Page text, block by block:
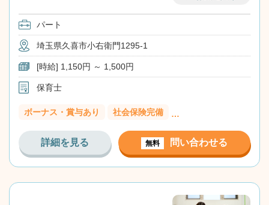
パート
埼玉県久喜市小右衛門1295-1
[時給] 1,150円 ～ 1,500円
保育士
ボーナス・賞与あり 社会保険完備 …
詳細を見る 無料 問い合わせる